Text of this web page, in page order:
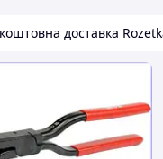
доставка